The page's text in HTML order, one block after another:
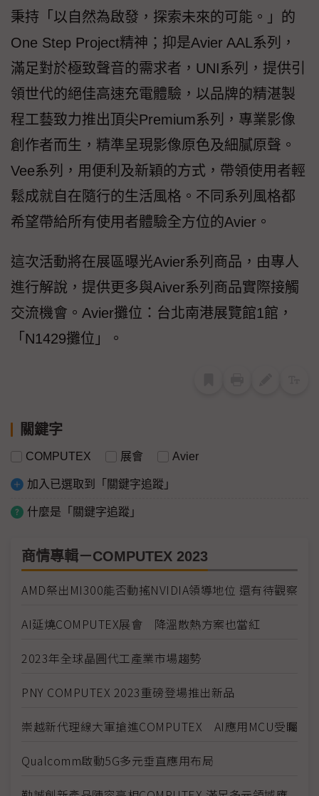
秉持「以自然為啟發，探索未來的可能。」的
One Step Project精神；抑是Avier AAL系列，
滿足對於極致聲音的需求者，UNI系列，提供引
領世代的絕佳高速充電體驗，以品牌的精湛製
程工藝致力推出頂尖Premium系列，專業影像
創作者而生，精準呈現影像原色及細膩原聲。
Vee系列，用便利及新穎的方式，帶領使用者輕
鬆成就自在隨行的生活風格。不同系列風格都
希望帶給所有使用者體驗全方位的Avier。
這次活動將在展區曝光Avier系列商品，由專人
進行解說，提供更多與Aiver系列商品實際接觸
交流機會。Avier攤位：台北南港展覽館1館，
「N1429攤位」。
關鍵字
COMPUTEX 展會 Avier
加入已選取到「關鍵字追蹤」
什麼是「關鍵字追蹤」
商情專輯－COMPUTEX 2023
AMD祭出MI300能否動搖NVIDIA領導地位 還有待觀察
AI延燒COMPUTEX展會 降溫散熱方案也當紅
2023年全球晶圓代工產業市場趨勢
PNY COMPUTEX 2023重磅登場推出新品
崇越新代理線大軍搶進COMPUTEX AI應用MCU受矚
Qualcomm啟動5G多元垂直應用布局